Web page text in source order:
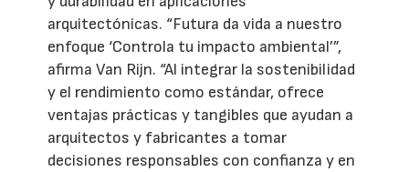
arquitectónicas. “Futura da vida a nuestro
enfoque ‘Controla tu impacto ambiental’”,
afirma Van Rijn. “Al integrar la sostenibilidad
y el rendimiento como estándar, ofrece
ventajas prácticas y tangibles que ayudan a
arquitectos y fabricantes a tomar
decisiones responsables con confianza y en